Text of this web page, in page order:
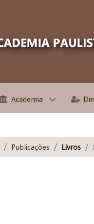
Academia
Publicações Livros